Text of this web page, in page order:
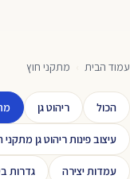
עמוד הבית מתקני חוץ
הכול ריהוט גן
עיצוב פינות ריהוט גן מתקני
עמדות יצירה גדרות